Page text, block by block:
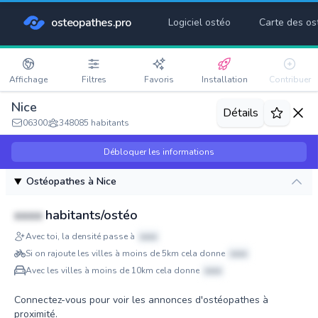
osteopathes.pro Logiciel ostéo Carte des
Affichage Filtres Favoris Installation Contribuer
Nice
06300 348085 habitants
Détails
Débloquer les informations
Ostéopathes à Nice
xxxx habitants/ostéo
Avec toi, la densité passe à
xxxx
Si on rajoute les villes à moins de 5km cela donne
xxxx
Avec les villes à moins de 10km cela donne
xxxx
Connectez-vous pour voir les annonces d'ostéopathes à
proximité.